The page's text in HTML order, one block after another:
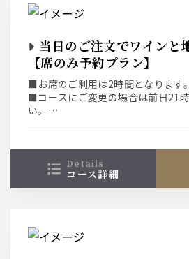
当日のご注文でワインと
【席のみ予約プラン】
■お席のご利用は2時間となります。
■コースにご変更の場合は前日21
い。
をご希望の場合は直接、お店へご
details
コース詳細